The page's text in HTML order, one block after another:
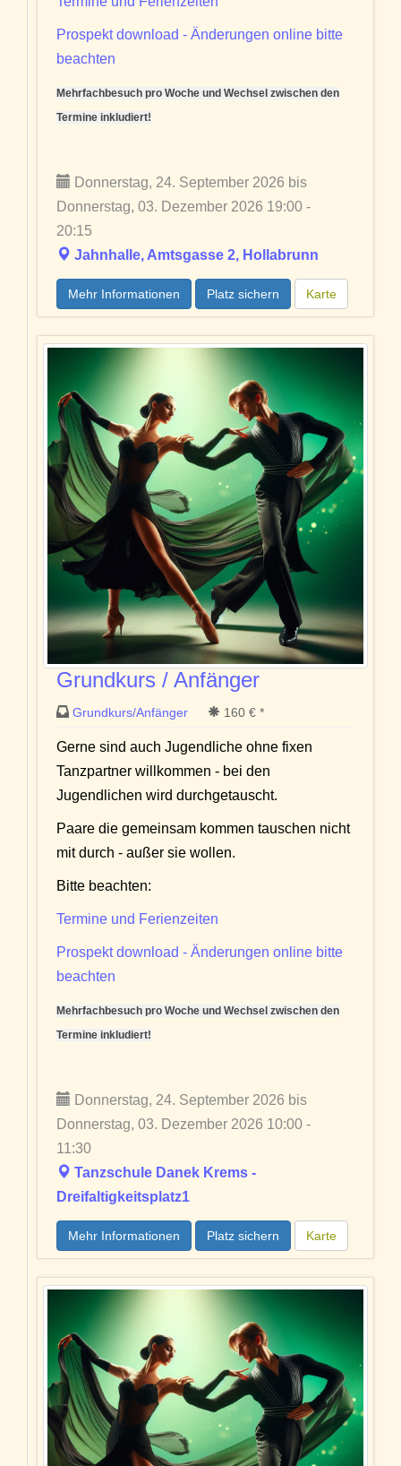
Prospekt download - Änderungen online bitte
beachten
Mehrfachbesuch pro Woche und Wechsel zwischen den
Termine inkludiert!
Donnerstag, 24. September 2026 bis
Donnerstag, 03. Dezember 2026 19:00 -
20:15
Jahnhalle, Amtsgasse 2, Hollabrunn
Mehr Informationen Platz sichern Karte
Grundkurs / Anfänger
Grundkurs/Anfänger 160 € *
Gerne sind auch Jugendliche ohne fixen
Tanzpartner willkommen - bei den
Jugendlichen wird durchgetauscht.
Paare die gemeinsam kommen tauschen nicht
mit durch - außer sie wollen.
Bitte beachten:
Termine und Ferienzeiten
Prospekt download - Änderungen online bitte
beachten
Mehrfachbesuch pro Woche und Wechsel zwischen den
Termine inkludiert!
Donnerstag, 24. September 2026 bis
Donnerstag, 03. Dezember 2026 10:00 -
11:30
Tanzschule Danek Krems -
Dreifaltigkeitsplatz1
Mehr Informationen Platz sichern Karte